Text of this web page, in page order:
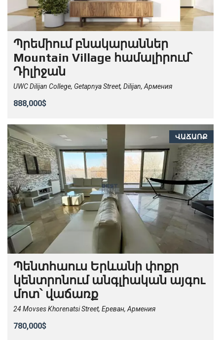
Պրեմիում բնակարաններ
Mountain Village համալիրում՝
Դիլիջան
UWC Dilijan College, Getapnya Street, Dilijan, Армения
888,000$
ՎԱՃԱՌՔ
Պենտհաուս Երևանի փոքր
կենտրոնում անգլիական այգու
մոտ՝ վաճառք
24 Movses Khorenatsi Street, Ереван, Армения
780,000$